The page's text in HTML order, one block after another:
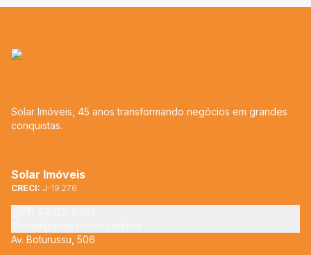
Solar Imóveis, 45 anos transformando negócios em grandes
conquistas.
Solar Imóveis
CRECI: J-19.276
Av. Boturussu, 506